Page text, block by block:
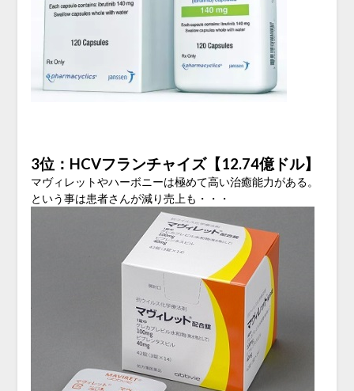
3位：HCVフランチャイズ【12.74億ドル】
マヴィレットやハーボニーは極めて高い治癒能力がある。
という事は患者さんが減り売上も・・・